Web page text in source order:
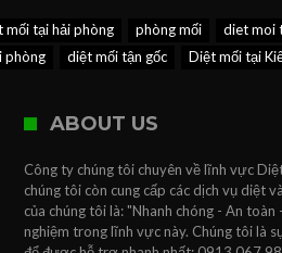
mối tại hải phòng phòng mối diet moi
phòng
diệt mối tận gốc Diệt mối tại
ABOUT US
Công ty chúng tôi chuyên về lĩnh vực
chúng tôi còn cung cấp các dịch vụ diệt
của chúng tôi là: "Nhanh chóng - An
nghiệm trong lĩnh vực này. Chúng tôi là